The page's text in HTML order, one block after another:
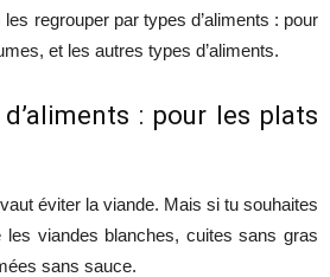
regrouper par types d’aliments : pour
et les autres types d’aliments.
: pour les plats
éviter la viande. Mais si tu souhaites
les viandes blanches, cuites sans gras
sans sauce.